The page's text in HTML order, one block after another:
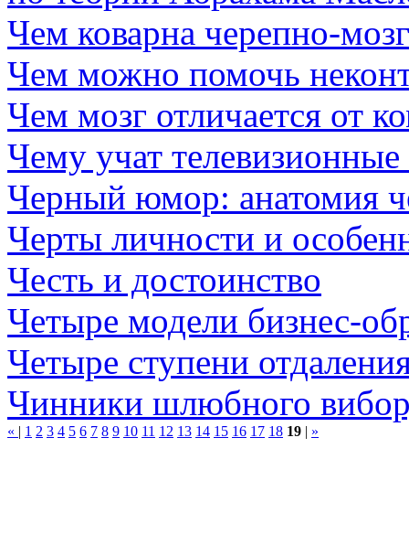
Чем коварна черепно-
Чем можно помочь
Чем мозг отличается от
Чему учат
Черный юмор: анатомия
Черты личности и
Честь и достоинство
Четыре модели бизнес-
Четыре ступени
Чинники шлюбного
« | 1 2 3 4 5 6 7 8 9 10 11 12 13 14 15 16 17 18 19 | »